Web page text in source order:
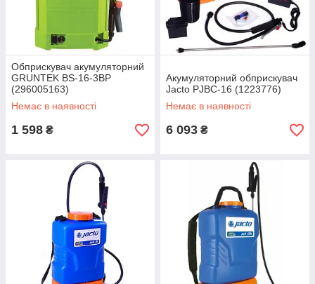
Обприскувач акумуляторний
GRUNTEK BS-16-3BP
(296005163)
Немає в наявності
1 598 ₴
Акумуляторний обприскувач
Jacto PJBC-16 (1223776)
Немає в наявності
6 093 ₴